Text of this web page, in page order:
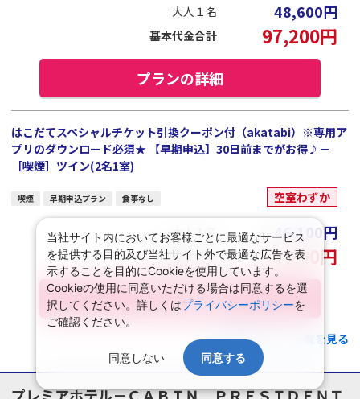
大人１名 48,600円
基本代金合計 97,200円
プランの詳細
はこだてスペシャルチケット引換クーポン付（akatabi）※専用ア
プリのダウンロード必須★ 【早期申込】30日前までがお得♪－
［喫煙］ツイン(2名1室)
喫煙 早期申込プラン 食事なし 空室わずか
大人１名 46,100円
基本代金合計 92,200 円
プランの詳細
この施設のプラン一覧を見る
当社サイト内においてお客様ごとに最適なサービス
を提供する目的及び当社サイト外で最適な広告を表
示することを目的にCookieを使用しています。
Cookieの使用に同意いただける場合は同意するを選
択してください。詳しくはプライバシーポリシーを
ご確認ください。
同意しない 同意する